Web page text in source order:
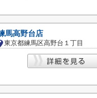
馬高野台店
東京都練馬区高野台１丁目